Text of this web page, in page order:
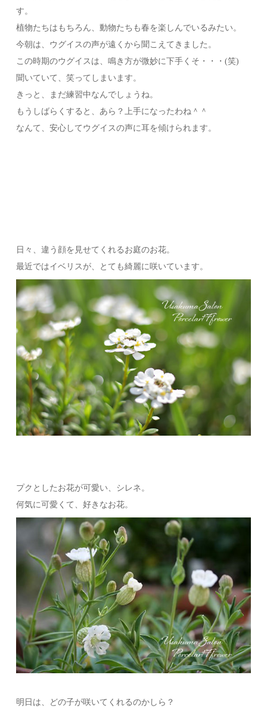
す。
植物たちはもちろん、動物たちも春を楽しんでいるみたい。
今朝は、ウグイスの声が遠くから聞こえてきました。
この時期のウグイスは、鳴き方が微妙に下手くそ・・・(笑)
聞いていて、笑ってしまいます。
きっと、まだ練習中なんでしょうね。
もうしばらくすると、あら？上手になったわね＾＾
なんて、安心してウグイスの声に耳を傾けられます。
日々、違う顔を見せてくれるお庭のお花。
最近ではイベリスが、とても綺麗に咲いています。
プクとしたお花が可愛い、シレネ。
何気に可愛くて、好きなお花。
明日は、どの子が咲いてくれるのかしら？